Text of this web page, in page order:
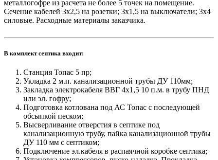
металлогофре из расчета не более 5 точек на помещение.
Сечение кабелей 3х2,5 на розетки; 3х1,5 на выключатели; 3х4
силовые. Расходные материалы заказчика.
В комплект септика входит:
Станция Топас 5 пр;
Укладка 2 м.п. канализационной трубы ДУ 110мм;
Закладка электрокабеля ВВГ 4х1,5 10 п.м. в трубу ПНД
или эл. гофру;
Подготовка котлована под АС Топас с последующей
обсыпкой песком;
Высверливание отверстия в септике под
канализационную трубу, пайка канализационной трубы
ДУ 110 мм с септиком;
Подключение эл.кабеля в распаячной коробке септика;